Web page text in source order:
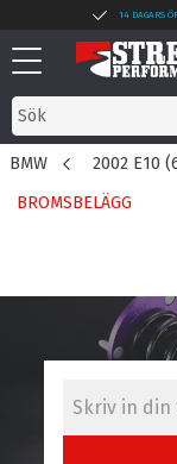
Meny
14 DAGARS
BMW 2002 E10
BROMSBELÄGG